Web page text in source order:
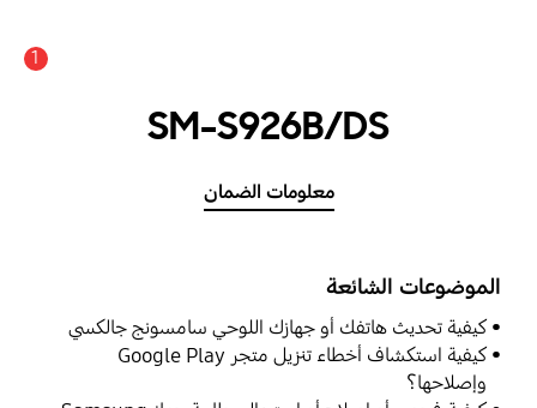
1
SM-S926B/DS
معلومات الضمان
الموضوعات الشائعة
كيفية تحديث هاتفك أو جهازك اللوحي سامسونج جالكسي
كيفية استكشاف أخطاء تنزيل متجر Google Play
وإصلاحها؟